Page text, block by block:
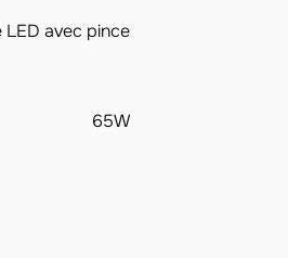
LED avec pince
65W